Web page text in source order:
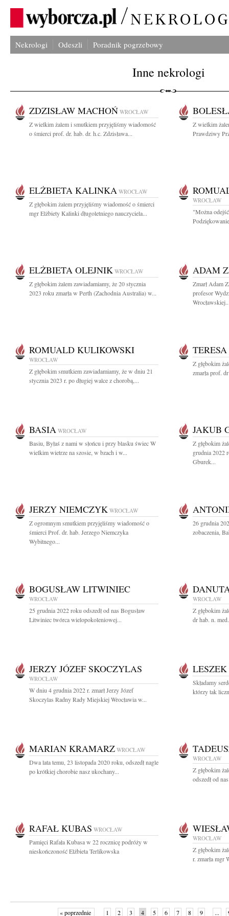
Nekrologi Odeszli Poradnik pogrzebowy
Inne nekrologi
ZDZISŁAW MACHOŃ WROCŁAW
Z wielkim żalem i smutkiem przyjęliśmy wiadomość
o śmierci prof. dr. hab. dr. h.c. Zdzisława...
Z wielkim
Prawdziwy
ELŻBIETA KALINKA WROCŁAW
Z głębokim żalem przyjęliśmy wiadomość o śmierci
mgr Elżbiety Kalinki długoletniego nauczyciela...
WROCŁAW
"Można
ELŻBIETA OLEJNIK WROCŁAW
Z głębokim żalem zawiadamiamy, że 20 stycznia
2023 roku zmarła w Perth (Zachodnia Australia) w...
ADAM
Zmarł Adam
profesor
ROMUALD KULIKOWSKI
WROCŁAW
Z głębokim smutkiem zawiadamiamy, że w dniu 21
stycznia 2023 r. po długiej walce z chorobą,...
Z głębokim
zmarła prof.
BASIA WROCŁAW
Basiu, Byłaś z nami w słońcu i przy blasku świec W
wielkim wietrze na szosie, w bzach i w...
JAKUB
Z głębokim
grudnia 2022
Gburek...
JERZY NIEMCZYK WROCŁAW
Z ogromnym smutkiem przyjęliśmy wiadomość o
śmierci Prof. dr. hab. Jerzego Niemczyka
Wybitnego...
26 grudnia
zobaczenia,
BOGUSŁAW LITWINIEC
WROCŁAW
25 grudnia 2022 roku odszedł od nas Bogusław
Litwiniec twórca wielopokoleniowej...
WROCŁAW
Z głębokim
dr hab. n.
JERZY JÓZEF SKOCZYLAS
WROCŁAW
W dniu 4 grudnia 2022 r. zmarł Jerzy Józef
Skoczylas Radny Rady Miejskiej Wrocławia w...
Składamy
którzy tak
MARIAN KRAMARZ WROCŁAW
Dwa lata temu, 23 listopada 2020 roku, odszedł nagle
po krótkiej chorobie nasz ukochany...
WROCŁAW
Z głębokim
odszedł od
RAFAŁ KUBAS WROCŁAW
Pamięci Rafała Kubasa w 22 rocznicę podróży w
nieskończoność Elżbieta Terlikowska
WROCŁAW
Z głębokim
r. zmarła mgr
« poprzednie 1 2 3 4 5 6 7 8 9 ...